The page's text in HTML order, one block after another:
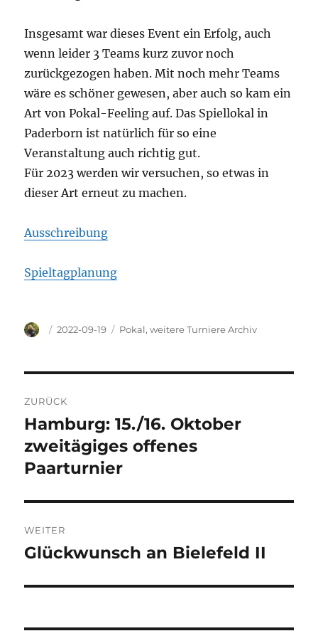
Insgesamt war dieses Event ein Erfolg, auch
wenn leider 3 Teams kurz zuvor noch
zurückgezogen haben. Mit noch mehr Teams
wäre es schöner gewesen, aber auch so kam ein
Art von Pokal-Feeling auf. Das Spiellokal in
Paderborn ist natürlich für so eine
Veranstaltung auch richtig gut.
Für 2023 werden wir versuchen, so etwas in
dieser Art erneut zu machen.
Ausschreibung
Spieltagplanung
Autor
Veröffentlicht
2022-09-19 Kategorien
Pokal,weitere Turniere Archiv
ZURÜCK
Vorheriger
Beitrag:
Hamburg: 15./16. Oktober
zweitägiges offenes
Paarturnier
WEITER
Nächster
Glückwunsch an Bielefeld II